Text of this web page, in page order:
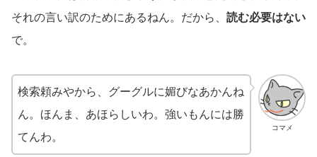
それの言い訳のためにあるねん。だから、 読む必要はない
で。
コマメ
検索頼みやから、グーグルに媚びなあかんね
ん。ほんま、あほらしいわ。強いもんには勝
てんわ。